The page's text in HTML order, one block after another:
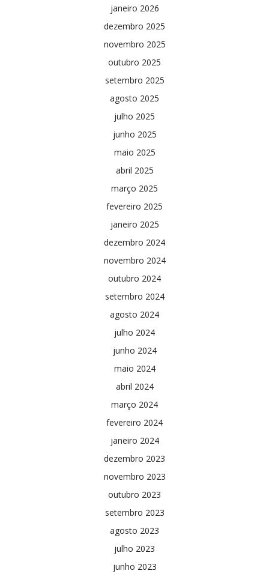
janeiro 2026
dezembro 2025
novembro 2025
outubro 2025
setembro 2025
agosto 2025
julho 2025
junho 2025
maio 2025
abril 2025
março 2025
fevereiro 2025
janeiro 2025
dezembro 2024
novembro 2024
outubro 2024
setembro 2024
agosto 2024
julho 2024
junho 2024
maio 2024
abril 2024
março 2024
fevereiro 2024
janeiro 2024
dezembro 2023
novembro 2023
outubro 2023
setembro 2023
agosto 2023
julho 2023
junho 2023